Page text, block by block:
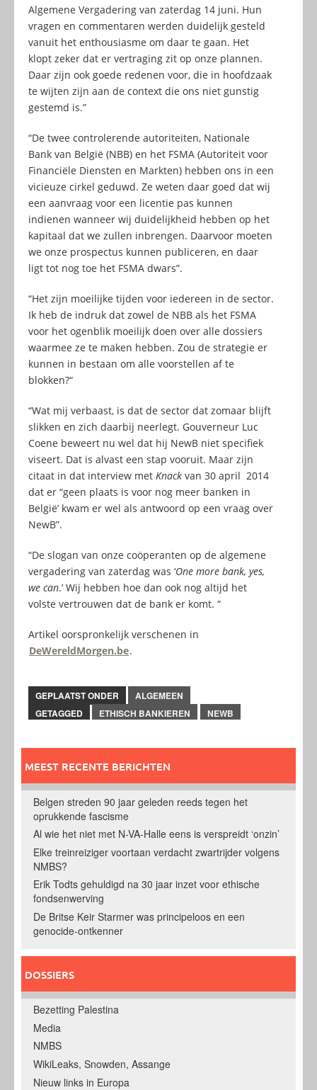
Algemene Vergadering van zaterdag 14 juni. Hun
vragen en commentaren werden duidelijk gesteld
vanuit het enthousiasme om daar te gaan. Het
klopt zeker dat er vertraging zit op onze plannen.
Daar zijn ook goede redenen voor, die in hoofdzaak
te wijten zijn aan de context die ons niet gunstig
gestemd is.”
“De twee controlerende autoriteiten, Nationale
Bank van België (NBB) en het FSMA (Autoriteit voor
Financiële Diensten en Markten) hebben ons in een
vicieuze cirkel geduwd. Ze weten daar goed dat wij
een aanvraag voor een licentie pas kunnen
indienen wanneer wij duidelijkheid hebben op het
kapitaal dat we zullen inbrengen. Daarvoor moeten
we onze prospectus kunnen publiceren, en daar
ligt tot nog toe het FSMA dwars”.
“Het zijn moeilijke tijden voor iedereen in de sector.
Ik heb de indruk dat zowel de NBB als het FSMA
voor het ogenblik moeilijk doen over alle dossiers
waarmee ze te maken hebben. Zou de strategie er
kunnen in bestaan om alle voorstellen af te
blokken?“
“Wat mij verbaast, is dat de sector dat zomaar blijft
slikken en zich daarbij neerlegt. Gouverneur Luc
Coene beweert nu wel dat hij NewB niet specifiek
viseert. Dat is alvast een stap vooruit. Maar zijn
citaat in dat interview met Knack van 30 april 2014
dat er “geen plaats is voor nog meer banken in
België’ kwam er wel als antwoord op een vraag over
NewB”.
“De slogan van onze coöperanten op de algemene
vergadering van zaterdag was ‘One more bank, yes,
we can.’ Wij hebben hoe dan ook nog altijd het
volste vertrouwen dat de bank er komt. “
Artikel oorspronkelijk verschenen in
DeWereldMorgen.be.
GEPLAATST ONDER
ALGEMEEN
GETAGGED
ETHISCH BANKIEREN NEWB
MEEST RECENTE BERICHTEN
Belgen streden 90 jaar geleden reeds tegen het
oprukkende fascisme
Al wie het niet met N-VA-Halle eens is verspreidt ‘onzin’
Elke treinreiziger voortaan verdacht zwartrijder volgens
NMBS?
Erik Todts gehuldigd na 30 jaar inzet voor ethische
fondsenwerving
De Britse Keir Starmer was principeloos en een
genocide-ontkenner
DOSSIERS
Bezetting Palestina
Media
NMBS
WikiLeaks, Snowden, Assange
Nieuw links in Europa